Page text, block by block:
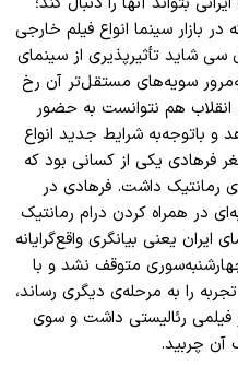
بازار سینما انواع فیلم خارجی
شاید تأثیرپذیری از سینمای
سویه‌های مستقل‌تر آن رخ
هم نتوانست به حضور
و باتوجه‌به شرایط جدید انواع
فرهادی یکی از کسانی بود که
رمانتیک داشت. فرهادی در
در همراه کردن درام رمانتیک
یعنی بیانگری واقع‌گرایانه
متوقف نشد و با
را به مرحله‌ی دیگری رساند،
فیلمی رئالیستی داشت و سوی
آن چربید.